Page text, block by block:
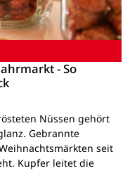
- So
Nüssen gehört
Gebrannte
seit
Kupfer leitet die